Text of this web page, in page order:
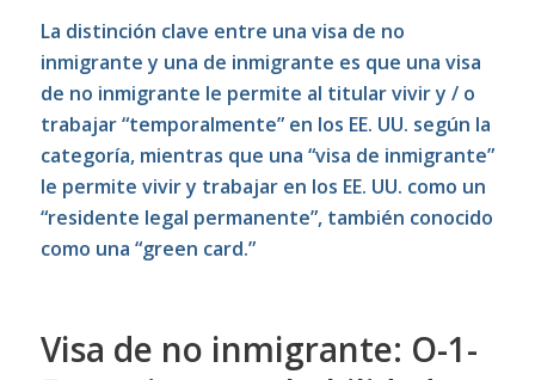
La distinción clave entre una visa de no
inmigrante y una de inmigrante es que una visa
de no inmigrante le permite al titular vivir y / o
trabajar “temporalmente” en los EE. UU. según la
categoría, mientras que una “visa de inmigrante”
le permite vivir y trabajar en los EE. UU. como un
“residente legal permanente”, también conocido
como una “green card.”
Visa de no inmigrante: O-1-